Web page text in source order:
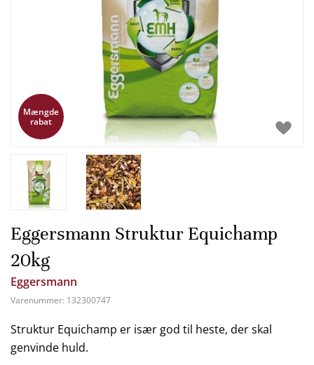
Mængde
rabat
Eggersmann Struktur Equichamp
20kg
Eggersmann
Varenummer: 132300747
Struktur Equichamp er især god til heste, der skal
genvinde huld.